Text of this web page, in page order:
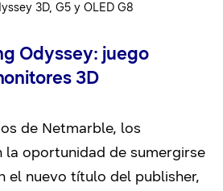
3D, G5 y OLED G8
Odyssey: juego
3D
de Netmarble, los
oportunidad de sumergirse
el nuevo título del publisher,